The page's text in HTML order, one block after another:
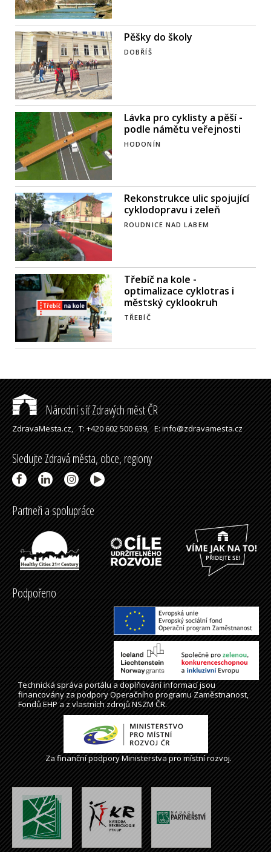
Pěšky do školy
DOBŘÍŠ
Lávka pro cyklisty a pěší -
podle námětu veřejnosti
HODONÍN
Rekonstrukce ulic spojující
cyklodopravu i zeleň
ROUDNICE NAD LABEM
Třebíč na kole -
optimalizace cyklotras i
městský cyklookruh
TŘEBÍČ
Národní síť Zdravých měst ČR
ZdravaMesta.cz,T: +420 602 500 639,E: info@zdravamesta.cz
Sledujte Zdravá města, obce, regiony
Partneři a spolupráce
Podpořeno
Technická správaportálua doplňování informací jsou
financovány za podpory Operačního programu Zaměstnanost,
Fondů EHP a z vlastních zdrojů NSZM ČR.
Za finanční podpory Ministerstva pro místní rozvoj.